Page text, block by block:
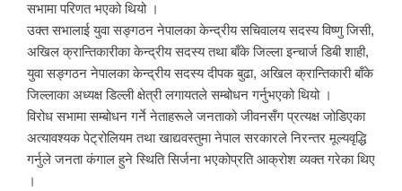
सभामा परिणत भएको थियो ।
उक्त सभालाई युवा सङ्गठन नेपालका केन्द्रीय सचिवालय सदस्य विष्णु जिसी,
अखिल क्रान्तिकारीका केन्द्रीय सदस्य तथा बाँके जिल्ला इन्चार्ज डिबी शाही,
युवा सङ्गठन नेपालका केन्द्रीय सदस्य दीपक बुढा, अखिल क्रान्तिकारी बाँके
जिल्लाका अध्यक्ष डिल्ली क्षेत्री लगायतले सम्बोधन गर्नुभएको थियो ।
विरोध सभामा सम्बोधन गर्ने नेताहरूले जनताको जीवनसँग प्रत्यक्ष जोडिएका
अत्यावश्यक पेट्रोलियम तथा खाद्यवस्तुमा नेपाल सरकारले निरन्तर मूल्यवृद्धि
गर्नुले जनता कंगाल हुने स्थिति सिर्जना भएकोप्रति आक्रोश व्यक्त गरेका थिए
।